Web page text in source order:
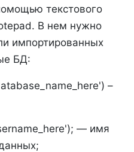
текстового
В нем нужно
импортированных
БД:
–
— имя